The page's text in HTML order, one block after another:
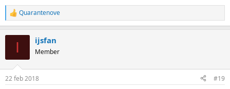
R
e
s
Quarantenove
I ijsfan
Member
22 feb 2018 #19